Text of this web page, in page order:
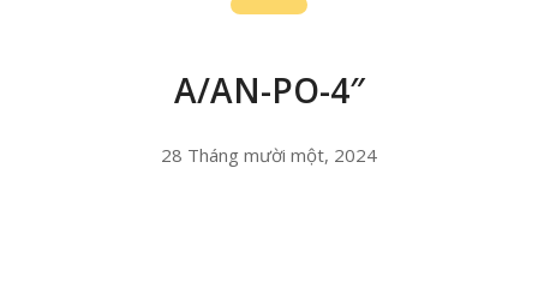
A/AN-PO-4″
28 Tháng mười một, 2024